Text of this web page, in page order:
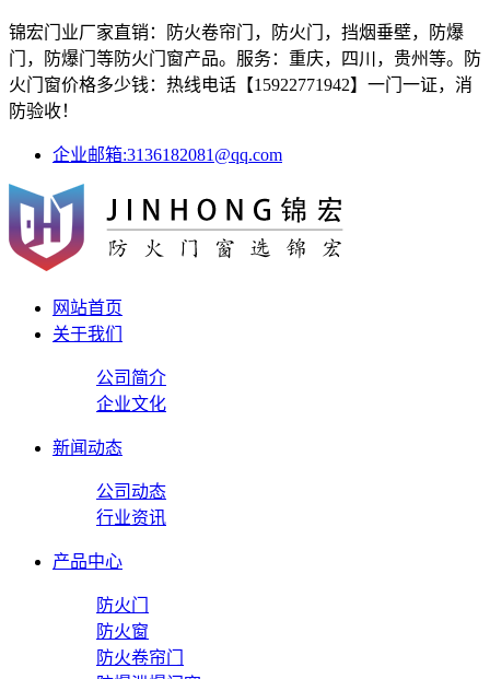
锦宏门业厂家直销：防火卷帘门，防火门，挡烟垂壁，防爆
门，防爆门等防火门窗产品。服务：重庆，四川，贵州等。防
火门窗价格多少钱：热线电话【15922771942】一门一证，消
防验收！
企业邮箱:3136182081@qq.com
网站首页
关于我们
公司简介
企业文化
新闻动态
公司动态
行业资讯
产品中心
防火门
防火窗
防火卷帘门